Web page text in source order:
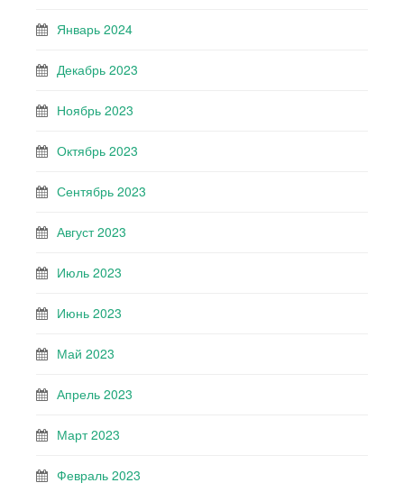
Январь 2024
Декабрь 2023
Ноябрь 2023
Октябрь 2023
Сентябрь 2023
Август 2023
Июль 2023
Июнь 2023
Май 2023
Апрель 2023
Март 2023
Февраль 2023